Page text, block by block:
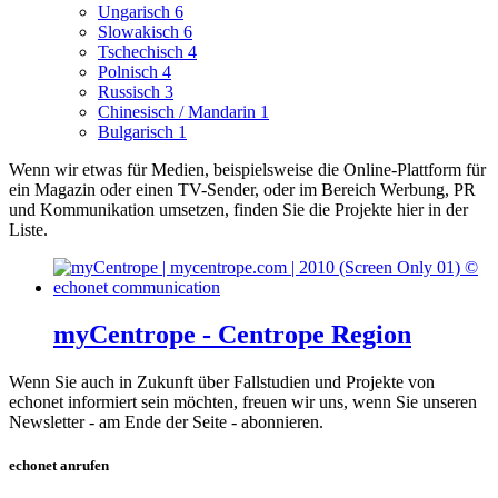
Ungarisch 6
Slowakisch 6
Tschechisch 4
Polnisch 4
Russisch 3
Chinesisch / Mandarin 1
Bulgarisch 1
Wenn wir etwas für Medien, beispielsweise die Online-Plattform für
ein Magazin oder einen TV-Sender, oder im Bereich Werbung, PR
und Kommunikation umsetzen, finden Sie die Projekte hier in der
Liste.
myCentrope - Centrope Region
Wenn Sie auch in Zukunft über Fallstudien und Projekte von
echonet informiert sein möchten, freuen wir uns, wenn Sie unseren
Newsletter - am Ende der Seite - abonnieren.
echonet anrufen